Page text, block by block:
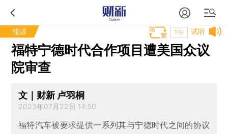
能源 试听
T中
福特宁德时代合作项目遭美国众议
院审查
文｜财新 卢羽桐
2023年07月22日 14:50
福特汽车被要求提供一系列其与宁德时代之间的协议